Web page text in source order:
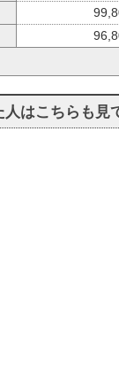
はこちらも見